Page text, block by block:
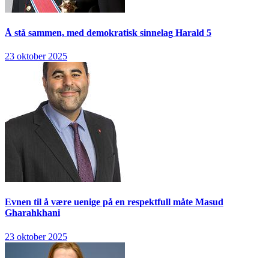
Å stå sammen, med demokratisk sinnelag Harald 5
23 oktober 2025
Evnen til å være uenige på en respektfull måte Masud
Gharahkhani
23 oktober 2025